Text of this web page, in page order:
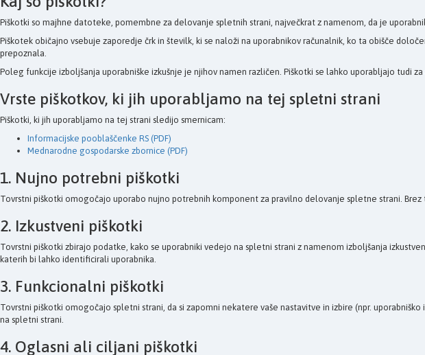
Piškotki so majhne datoteke, pomembne za delovanje spletnih strani, največkrat z namenom, da je
Piškotek običajno vsebuje zaporedje črk in številk, ki se naloži na uporabnikov računalnik, ko ta obišče
prepoznala.
Poleg funkcije izboljšanja uporabniške izkušnje je njihov namen različen. Piškotki se lahko uporabljajo tudi
Vrste piškotkov, ki jih uporabljamo na tej spletni strani
Piškotki, ki jih uporabljamo na tej strani sledijo smernicam:
Informacijske pooblaščenke RS (PDF)
Mednarodne gospodarske zbornice (PDF)
1. Nujno potrebni piškotki
Tovrstni piškotki omogočajo uporabo nujno potrebnih komponent za pravilno delovanje spletne strani.
2. Izkustveni piškotki
Tovrstni piškotki zbirajo podatke, kako se uporabniki vedejo na spletni strani z namenom izboljšanja
katerih bi lahko identificirali uporabnika.
3. Funkcionalni piškotki
Tovrstni piškotki omogočajo spletni strani, da si zapomni nekatere vaše nastavitve in izbire (npr.
na spletni strani.
4. Oglasni ali ciljani piškotki